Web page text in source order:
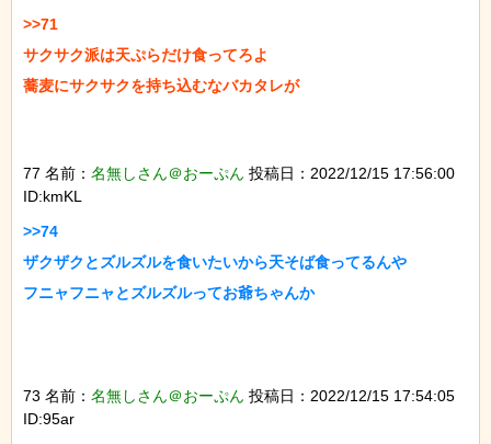
>>71
サクサク派は天ぷらだけ食ってろよ
蕎麦にサクサクを持ち込むなバカタレが
77 名前： 名無しさん＠おーぷん 投稿日：2022/12/15 17:56:00
ID:kmKL
>>74
ザクザクとズルズルを食いたいから天そば食ってるんや
フニャフニャとズルズルってお爺ちゃんか
73 名前： 名無しさん＠おーぷん 投稿日：2022/12/15 17:54:05
ID:95ar